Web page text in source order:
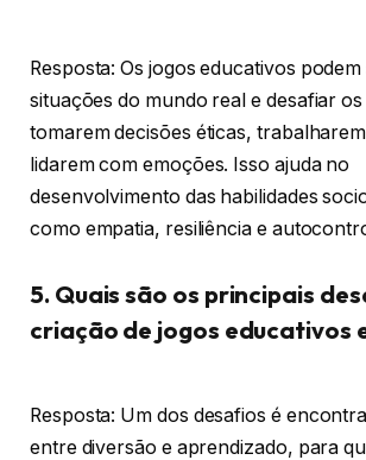
Resposta: Os jogos educativos
situações do mundo real e desafiar
tomarem decisões éticas,
lidarem com emoções. Isso ajuda no
desenvolvimento das habilidades
como empatia, resiliência e
5. Quais são os principais
criação de jogos educativos
Resposta: Um dos desafios é
entre diversão e aprendizado, para